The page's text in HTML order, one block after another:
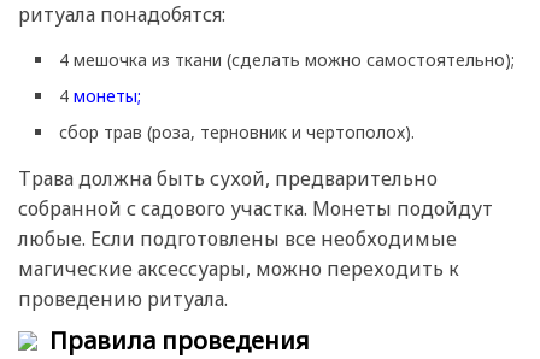
ритуала понадобятся:
4 мешочка из ткани (сделать можно самостоятельно);
4 монеты;
сбор трав (роза, терновник и чертополох).
Трава должна быть сухой, предварительно
собранной с садового участка. Монеты подойдут
любые. Если подготовлены все необходимые
магические аксессуары, можно переходить к
проведению ритуала.
Правила проведения